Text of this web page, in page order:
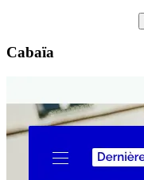
Cabaïa